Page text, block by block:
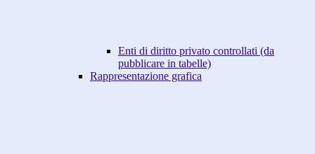
Enti di diritto privato controllati (da
pubblicare in tabelle)
Rappresentazione grafica